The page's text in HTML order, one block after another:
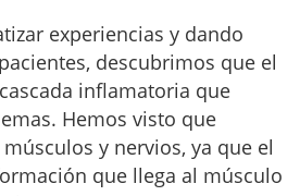
experiencias y dando
descubrimos que el
inflamatoria que
Hemos visto que
y nervios, ya que el
que llega al músculo